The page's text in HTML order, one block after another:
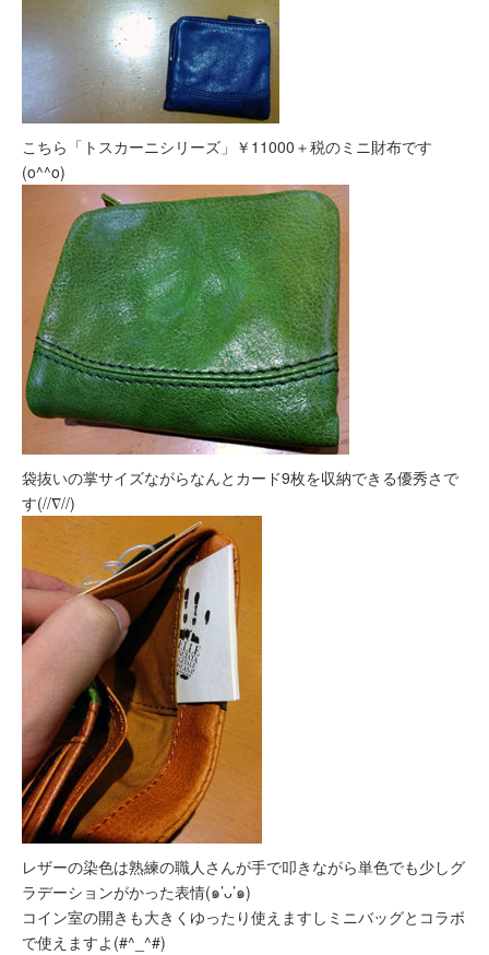
こちら「トスカーニシリーズ」￥11000＋税のミニ財布です
(o^^o)
袋抜いの掌サイズながらなんとカード9枚を収納できる優秀さで
す(//∇//)
レザーの染色は熟練の職人さんが手で叩きながら単色でも少しグ
ラデーションがかった表情(๑’ᴗ’๑)
コイン室の開きも大きくゆったり使えますしミニバッグとコラボ
で使えますよ(#^_^#)